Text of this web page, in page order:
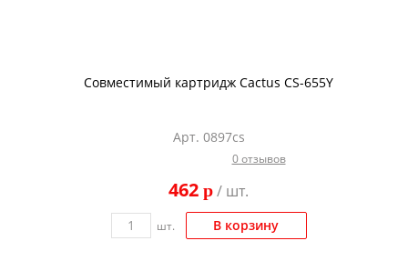
Совместимый картридж Cactus CS-655Y
Арт. 0897cs
0 отзывов
462 p/ шт.
шт. В корзину